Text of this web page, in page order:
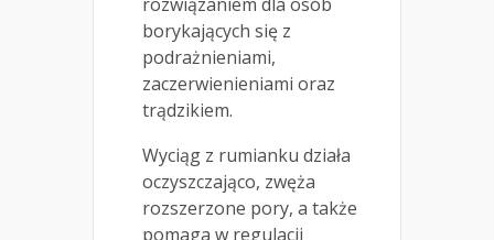
borykających się z
podrażnieniami,
zaczerwienieniami oraz
trądzikiem.
Wyciąg z rumianku działa
oczyszczająco, zwęża
rozszerzone pory, a także
pomaga w regulacji